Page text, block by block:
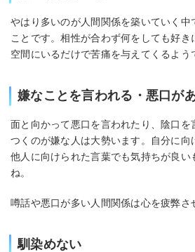
やはり多いのが人間関係を築いていく中
ことです。相性が合わず何をしても好
空間にいるだけで苦痛を与えてくるよう
嫌なことを言われる・悪口が
面と向かって悪口を言われたり、陰口
つくのが嫌な人は大勢います。自分に向
他人に向けられた言葉でも気持ちが良い
ね。
噂話や悪口が多い人間関係は心を疲弊さ
馴染めない